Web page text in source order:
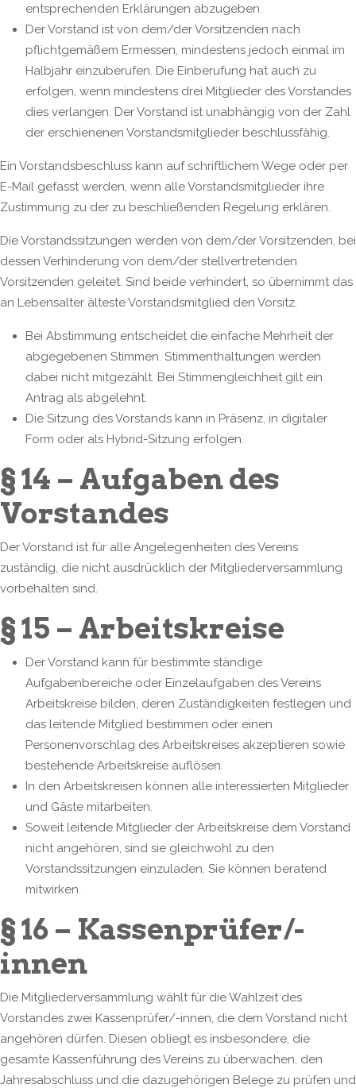
entsprechenden Erklärungen abzugeben.
Der Vorstand ist von dem/der Vorsitzenden nach
pflichtgemäßem Ermessen, mindestens jedoch einmal im
Halbjahr einzuberufen. Die Einberufung hat auch zu
erfolgen, wenn mindestens drei Mitglieder des Vorstandes
dies verlangen. Der Vorstand ist unabhängig von der Zahl
der erschienenen Vorstandsmitglieder beschlussfähig.
Ein Vorstandsbeschluss kann auf schriftlichem Wege oder per
E-Mail gefasst werden, wenn alle Vorstandsmitglieder ihre
Zustimmung zu der zu beschließenden Regelung erklären.
Die Vorstandssitzungen werden von dem/der Vorsitzenden, bei
dessen Verhinderung von dem/der stellvertretenden
Vorsitzenden geleitet. Sind beide verhindert, so übernimmt das
an Lebensalter älteste Vorstandsmitglied den Vorsitz.
Bei Abstimmung entscheidet die einfache Mehrheit der
abgegebenen Stimmen. Stimmenthaltungen werden
dabei nicht mitgezählt. Bei Stimmengleichheit gilt ein
Antrag als abgelehnt.
Die Sitzung des Vorstands kann in Präsenz, in digitaler
Form oder als Hybrid-Sitzung erfolgen.
§ 14 – Aufgaben des
Vorstandes
Der Vorstand ist für alle Angelegenheiten des Vereins
zuständig, die nicht ausdrücklich der Mitgliederversammlung
vorbehalten sind.
§ 15 – Arbeitskreise
Der Vorstand kann für bestimmte ständige
Aufgabenbereiche oder Einzelaufgaben des Vereins
Arbeitskreise bilden, deren Zuständigkeiten festlegen und
das leitende Mitglied bestimmen oder einen
Personenvorschlag des Arbeitskreises akzeptieren sowie
bestehende Arbeitskreise auflösen.
In den Arbeitskreisen können alle interessierten Mitglieder
und Gäste mitarbeiten.
Soweit leitende Mitglieder der Arbeitskreise dem Vorstand
nicht angehören, sind sie gleichwohl zu den
Vorstandssitzungen einzuladen. Sie können beratend
mitwirken.
§ 16 – Kassenprüfer/-
innen
Die Mitgliederversammlung wählt für die Wahlzeit des
Vorstandes zwei Kassenprüfer/-innen, die dem Vorstand nicht
angehören dürfen. Diesen obliegt es insbesondere, die
gesamte Kassenführung des Vereins zu überwachen, den
Jahresabschluss und die dazugehörigen Belege zu prüfen und